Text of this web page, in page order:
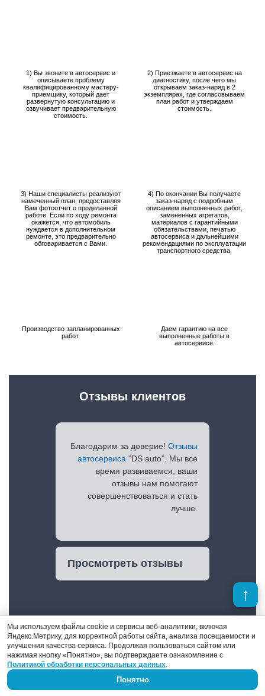
1) Вы звоните в автосервис и
описываете проблему
квалифицированному мастеру-
приемщику, который дает
развернутую консультацию и
озвучивает предварительную
стоимость.
2) Приезжаете в автосервис на
диагностику, после чего мы
открываем заказ-наряд в 2
экземплярах, где согласовываем
план работ и утверждаем
стоимость.
3) Наши специалисты реализуют
намеченный план, предоставляя
Вам фотоотчет о проделанной
работе. Если по ходу ремонта
окажется, что автомобиль
нуждается в дополнительном
ремонте, это предварительно
обговаривается с Вами.
4) По окончании Вы получаете
заказ-наряд с подробным
описанием выполненных работ,
замененных агрегатов,
материалов с гарантийными
обязательствами, печатью
автосервиса и дальнейшими
рекомендациями по эксплуатации
транспортного средства.
Производство запланированных
работ.
Даем гарантию на все
выполненные работы в
автосервисе.
Благодарим за доверие! Отзывы
автосервиса "DS auto". Мы все
время развиваемся, ваши
отзывы нам помогают
совершенствоваться и стать
лучше.
Просмотреть отзывы
Отзывы клиентов
Денис Поршнев
Мы используем файлы cookie и сервисы веб-аналитики, включая
Яндекс.Метрику, для корректной работы сайта, анализа посещаемости и
улучшения качества сервиса. Продолжая пользоваться сайтом или
нажимая кнопку «Понятно», вы подтверждаете ознакомление с
Политикой обработки персональных данных.
Понятно